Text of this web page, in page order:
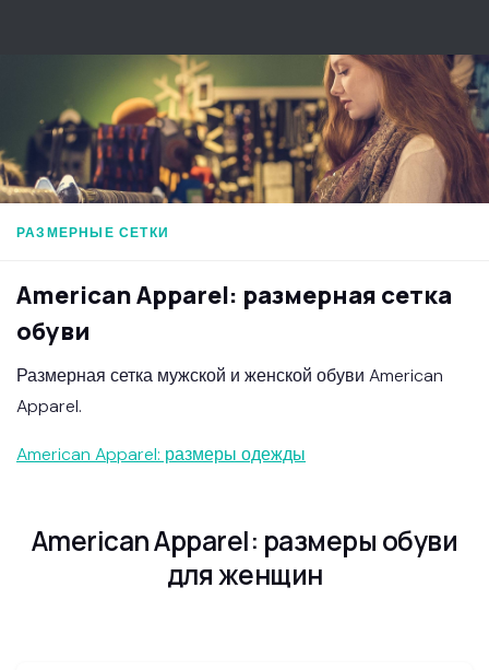
РАЗМЕРНЫЕ СЕТКИ
American Apparel: размерная сетка
обуви
Размерная сетка мужской и женской обуви American
Apparel.
American Apparel: размеры одежды
American Apparel: размеры обуви
для женщин